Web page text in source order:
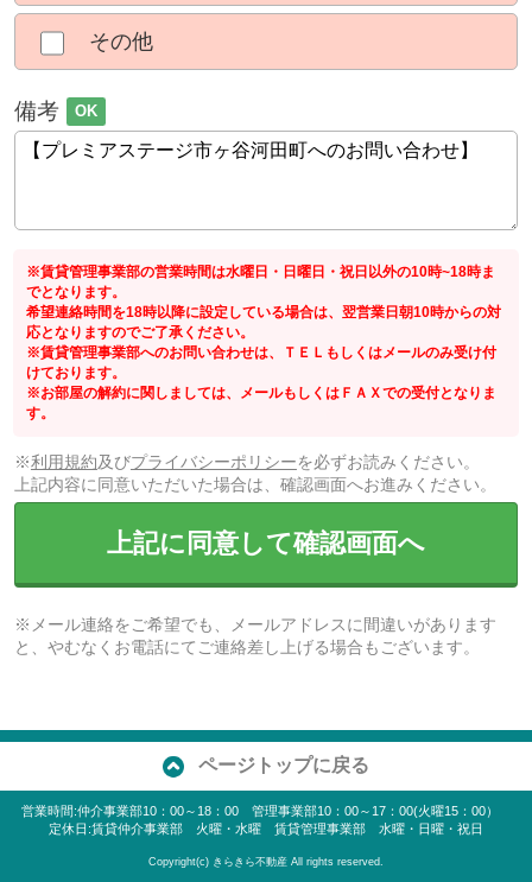
その他
備考 OK
※賃貸管理事業部の営業時間は水曜日・日曜日・祝日以外の10時~18時ま
でとなります。
希望連絡時間を18時以降に設定している場合は、翌営業日朝10時からの対
応となりますのでご了承ください。
※賃貸管理事業部へのお問い合わせは、ＴＥＬもしくはメールのみ受け付
けております。
※お部屋の解約に関しましては、メールもしくはＦＡＸでの受付となりま
す。
※利用規約及びプライバシーポリシーを必ずお読みください。
上記内容に同意いただいた場合は、確認画面へお進みください。
上記に同意して確認画面へ
※メール連絡をご希望でも、メールアドレスに間違いがあります
と、やむなくお電話にてご連絡差し上げる場合もございます。
ページトップに戻る
営業時間:仲介事業部10：00～18：00 管理事業部10：00～17：00(火曜15：00）
定休日:賃貸仲介事業部 火曜・水曜 賃貸管理事業部 水曜・日曜・祝日
Copyright(c) きらきら不動産 All rights reserved.